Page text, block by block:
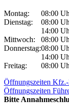
Montag:
08:00
Dienstag:
08:00
14:00
Mittwoch:
08:00
Donnerstag:08:00
14:00
Freitag:
08:00
Öffnungszeiten
Öffnungszeiten
Bitte